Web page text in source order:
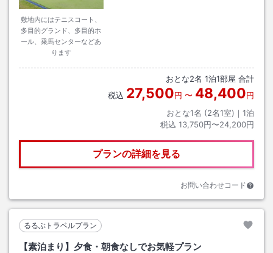
敷地内にはテニスコート、
多目的グランド、多目的ホ
ール、乗馬センターなどあ
ります
おとな2名 1泊1部屋 合計
税込 27,500円 〜 48,400円
おとな1名 (2名1室)｜ 1泊
税込 13,750円〜24,200円
プランの詳細を見る
お問い合わせコード
るるぶトラベルプラン
【素泊まり】夕食・朝食なしでお気軽プラン